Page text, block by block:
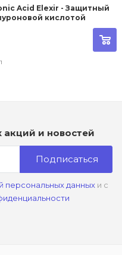
Elexir - Защитный
кислотой
акций и новостей
Подписаться
персональных данныхи с